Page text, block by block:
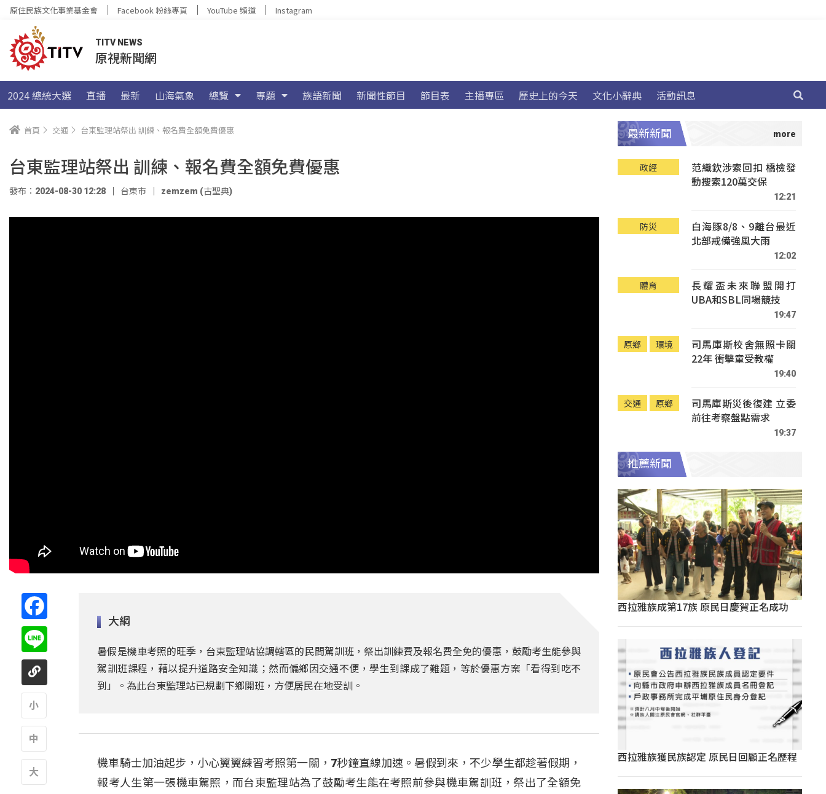
原住民族文化事業基金會 Facebook 粉絲專頁 YouTube 頻道 Instagram
TITV NEWS
原視新聞網
2024 總統大選 直播 最新 山海氣象 總覽 專題 族語新聞 新聞性節目 節目表 主播專區 歷史上的今天 文化小辭典 活動訊息
首頁 交通 台東監理站祭出 訓練、報名費全額免費優惠
台東監理站祭出 訓練、報名費全額免費優惠
發布：2024-08-30 12:28 台東市 zemzem (古聖典)
大綱
暑假是機車考照的旺季，台東監理站協調轄區的民間駕訓班，祭出訓練費及報名費全免的優惠，鼓勵考生能參與
駕訓班課程，藉以提升道路安全知識；然而偏鄉因交通不便，學生到課成了難題，等於優惠方案「看得到吃不
到」。為此台東監理站已規劃下鄉開班，方便居民在地受訓。
機車騎士加油起步，小心翼翼練習考照第一關，7秒鐘直線加速。暑假到來，不少學生都趁著假期，
報考人生第一張機車駕照，而台東監理站為了鼓勵考生能在考照前參與機車駕訓班，祭出了全額免
最新新聞
政經
范織欽涉索回扣 橋檢發
動搜索120萬交保
12:21
防災
白海豚8/8、9離台最近
北部戒備強風大雨
12:02
體育
長耀盃未來聯盟開打
UBA和SBL同場競技
19:47
原鄉 環境
司馬庫斯校舍無照卡關
22年 衝擊童受教權
19:40
交通 原鄉
司馬庫斯災後復建 立委
前往考察盤點需求
19:37
推薦新聞
西拉雅族成第17族 原民日慶賀正名成功
西拉雅族獲民族認定 原民日回顧正名歷程